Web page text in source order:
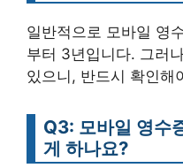
일반적으로 모바일 영
부터 3년입니다. 그러
있으니, 반드시 확인해
Q3: 모바일 영수
게 하나요?